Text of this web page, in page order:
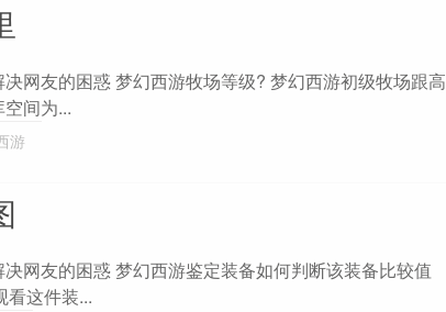
网友的困惑 梦幻西游牧场等级? 梦幻西游初级牧场跟高
间为...
游
网友的困惑 梦幻西游鉴定装备如何判断该装备比较值
看这件装...